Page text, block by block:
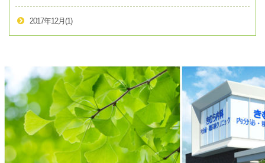
2017年12月 (1)